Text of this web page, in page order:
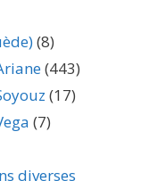
(8)
(443)
(17)
(7)
diverses